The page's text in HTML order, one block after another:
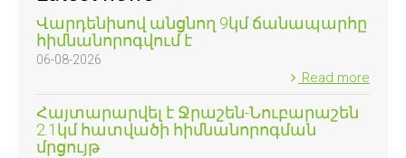
Վարդենիսով անցնող 9կմ ճանապարհը
հիմնանորոգվում է
06-08-2026
Read more
Հայտարարվել է Ջրաշեն-Նուբարաշեն
2.1կմ հատվածի հիմնանորոգման
մրցույթ